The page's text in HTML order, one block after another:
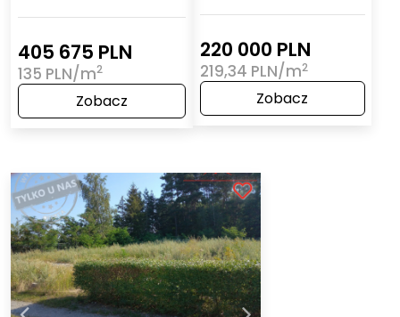
405 675 PLN
135 PLN/m2
Zobacz
220 000 PLN
219,34 PLN/m2
Zobacz